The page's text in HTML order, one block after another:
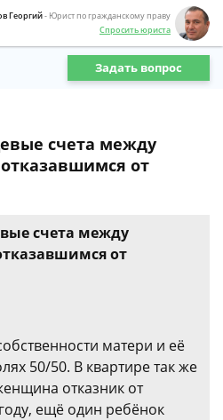
Георгий- Юрист по гражданскому праву
Спросить юриста
Задать вопрос
счета между
от
счета между
от
матери и её
50/50. В квартире так же
отказник от
ещё один ребёнок